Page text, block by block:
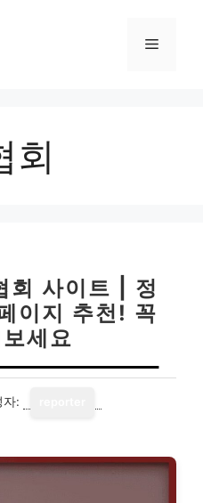
메
회
회 사이트 | 정
이지 추천! 꼭
세요
자: